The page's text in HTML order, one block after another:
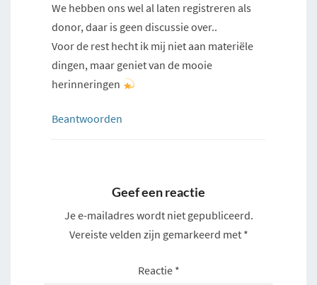
We hebben ons wel al laten registreren als
donor, daar is geen discussie over..
Voor de rest hecht ik mij niet aan materiële
dingen, maar geniet van de mooie
herinneringen
Beantwoorden
Geef een reactie
Je e-mailadres wordt niet gepubliceerd.
Vereiste velden zijn gemarkeerd met *
Reactie *